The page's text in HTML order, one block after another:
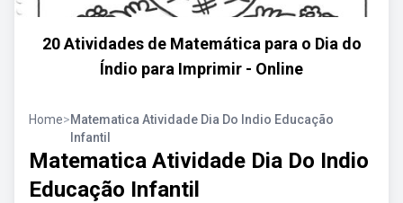
20 Atividades de Matemática para o Dia do
Índio para Imprimir - Online
Home>Matematica Atividade Dia Do Indio Educação
Infantil
Matematica Atividade Dia Do Indio
Educação Infantil